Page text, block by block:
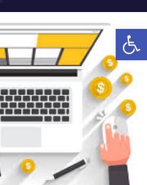
פתח סרגל נגישות